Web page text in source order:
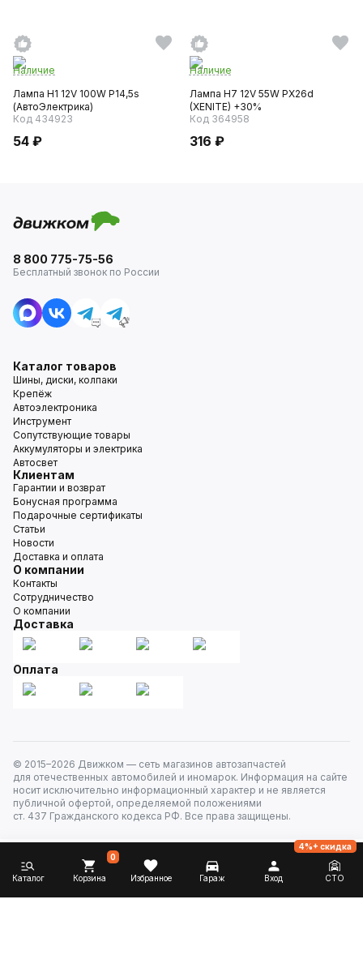
Наличие
Лампа H1 12V 100W P14,5s
(АвтоЭлектрика)
Код 434923
54 ₽
Наличие
Лампа H7 12V 55W PX26d
(XENITE) +30%
Код 364958
316 ₽
8 800 775-75-56
Бесплатный звонок по России
Каталог товаров
Шины, диски, колпаки
Крепёж
Автоэлектроника
Инструмент
Сопутствующие товары
Аккумуляторы и электрика
Автосвет
Клиентам
Гарантии и возврат
Бонусная программа
Подарочные сертификаты
Статьи
Новости
Доставка и оплата
О компании
Контакты
Сотрудничество
О компании
Доставка
Оплата
© 2015–2026 Движком — сеть магазинов автозапчастей
для отечественных автомобилей и иномарок. Информация на сайте
носит исключительно информационный характер и не является
публичной офертой, определяемой положениями
ст. 437 Гражданского кодекса РФ. Все права защищены.
Каталог Корзина
0
Избранное Гараж Вход СТО
4%+ скидка